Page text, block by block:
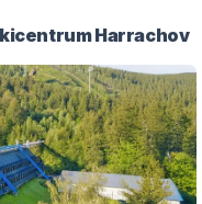
Harrachov